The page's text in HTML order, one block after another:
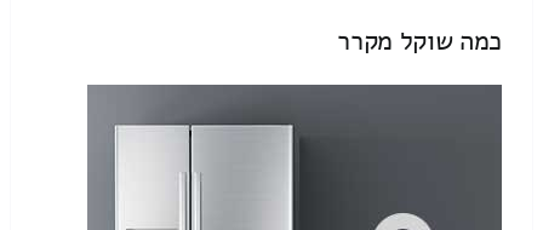
כמה שוקל מקרר